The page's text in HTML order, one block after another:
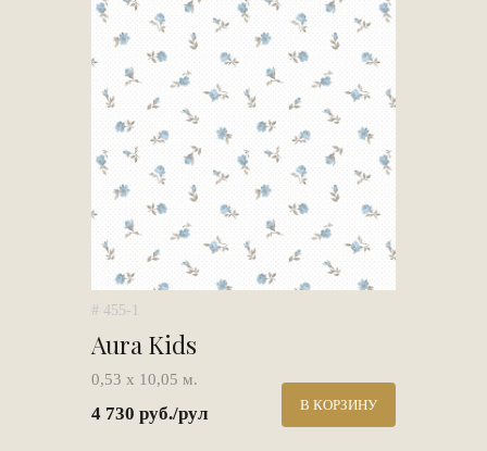
# 455-1
Aura Kids
0,53 х 10,05 м.
4 730 руб./рул В КОРЗИНУ